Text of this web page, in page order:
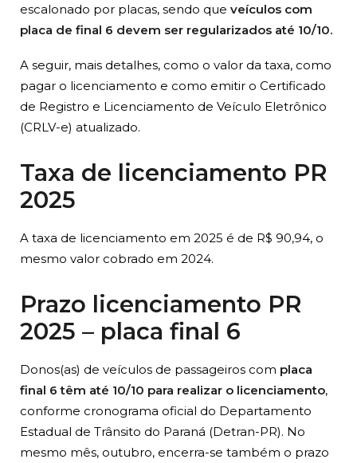
escalonado por placas, sendo que veículos com
placa de final 6 devem ser regularizados até 10/10.
A seguir, mais detalhes, como o valor da taxa, como
pagar o licenciamento e como emitir o Certificado
de Registro e Licenciamento de Veículo Eletrônico
(CRLV-e) atualizado.
Taxa de licenciamento PR
2025
A taxa de licenciamento em 2025 é de R$ 90,94, o
mesmo valor cobrado em 2024.
Prazo licenciamento PR
2025 – placa final 6
Donos(as) de veículos de passageiros com placa
final 6 têm até 10/10 para realizar o licenciamento,
conforme cronograma oficial do Departamento
Estadual de Trânsito do Paraná (Detran-PR). No
mesmo mês, outubro, encerra-se também o prazo